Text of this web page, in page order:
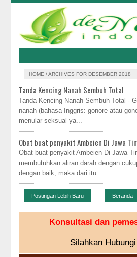
HOME/ARCHIVES FOR DESEMBER 2018
Tanda Kencing Nanah Sembuh Total
Tanda Kencing Nanah Sembuh Total -
nanah (bahasa Inggris: gonore atau
menular seksual ya...
Obat buat penyakit Ambeien Di Jawa
Obat buat penyakit Ambeien Di Jawa
membutuhkan aliran darah dengan
dengan baik, maka dari itu ...
Postingan Lebih Baru Beranda
Konsultasi dan
Silahkan